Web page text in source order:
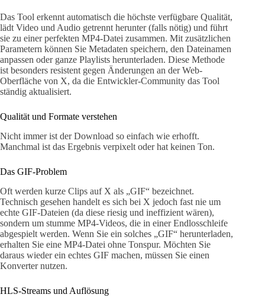
Das Tool erkennt automatisch die höchste verfügbare Qualität,
lädt Video und Audio getrennt herunter (falls nötig) und führt
sie zu einer perfekten MP4-Datei zusammen. Mit zusätzlichen
Parametern können Sie Metadaten speichern, den Dateinamen
anpassen oder ganze Playlists herunterladen. Diese Methode
ist besonders resistent gegen Änderungen an der Web-
Oberfläche von X, da die Entwickler-Community das Tool
ständig aktualisiert.
Qualität und Formate verstehen
Nicht immer ist der Download so einfach wie erhofft.
Manchmal ist das Ergebnis verpixelt oder hat keinen Ton.
Das GIF-Problem
Oft werden kurze Clips auf X als „GIF“ bezeichnet.
Technisch gesehen handelt es sich bei X jedoch fast nie um
echte GIF-Dateien (da diese riesig und ineffizient wären),
sondern um stumme MP4-Videos, die in einer Endlosschleife
abgespielt werden. Wenn Sie ein solches „GIF“ herunterladen,
erhalten Sie eine MP4-Datei ohne Tonspur. Möchten Sie
daraus wieder ein echtes GIF machen, müssen Sie einen
Konverter nutzen.
HLS-Streams und Auflösung